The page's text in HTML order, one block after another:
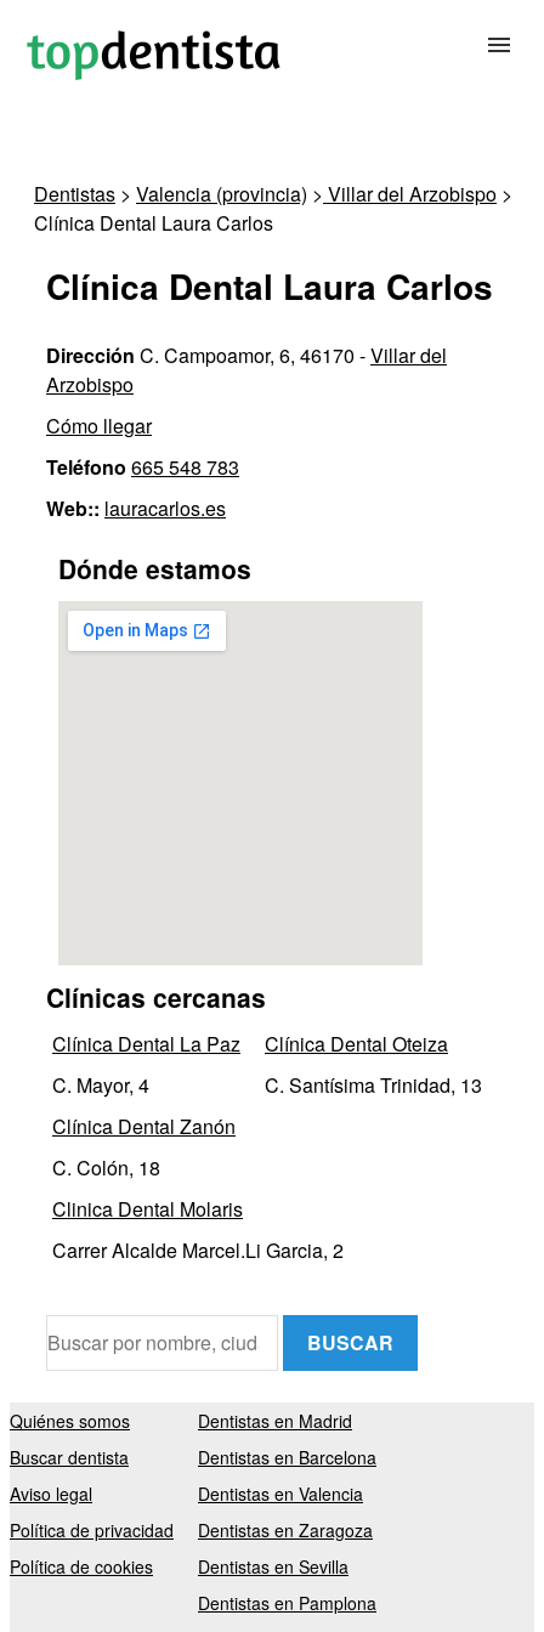
PARA CLÍNICAS DENTALES
CONTACTAR
Dentistas > Valencia (provincia) > Villar del Arzobispo >
Clínica Dental Laura Carlos
Clínica Dental Laura Carlos
Dirección C. Campoamor, 6, 46170 -Villar del
Arzobispo
Cómo llegar
Teléfono 665 548 783
Web:: lauracarlos.es
Dónde estamos
Clínicas cercanas
Clínica Dental La Paz
C. Mayor, 4
Clínica Dental Oteiza
C. Santísima Trinidad, 13
Clínica Dental Zanón
C. Colón, 18
Clinica Dental Molaris
Carrer Alcalde Marcel.Li Garcia, 2
BUSCAR
Quiénes somos
Buscar dentista
Aviso legal
Política de privacidad
Política de cookies
Dentistas en Madrid
Dentistas en Barcelona
Dentistas en Valencia
Dentistas en Zaragoza
Dentistas en Sevilla
Dentistas en Pamplona